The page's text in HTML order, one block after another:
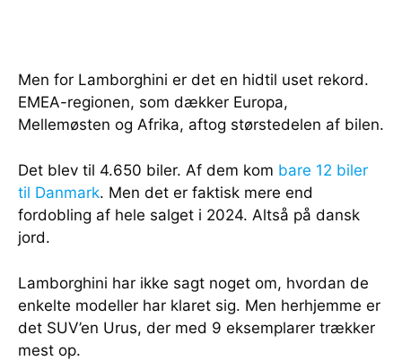
Men for Lamborghini er det en hidtil uset rekord.
EMEA-regionen, som dækker Europa,
Mellemøsten og Afrika, aftog størstedelen af bilen.
Det blev til 4.650 biler. Af dem kom bare 12 biler
til Danmark. Men det er faktisk mere end
fordobling af hele salget i 2024. Altså på dansk
jord.
Lamborghini har ikke sagt noget om, hvordan de
enkelte modeller har klaret sig. Men herhjemme er
det SUV’en Urus, der med 9 eksemplarer trækker
mest op.